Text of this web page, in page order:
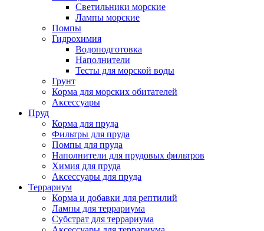
Светильники морские
Лампы морские
Помпы
Гидрохимия
Водоподготовка
Наполнители
Тесты для морской воды
Грунт
Корма для морских обитателей
Аксессуары
Пруд
Корма для пруда
Фильтры для пруда
Помпы для пруда
Наполнители для прудовых фильтров
Химия для пруда
Аксессуары для пруда
Террариум
Корма и добавки для рептилий
Лампы для террариума
Субстрат для террариума